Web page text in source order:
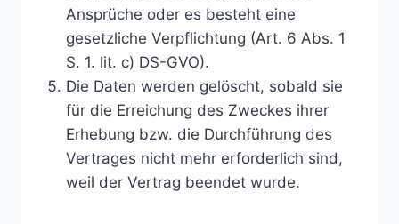
Ansprüche oder es besteht eine
gesetzliche Verpflichtung (Art. 6 Abs. 1
S. 1. lit. c) DS-GVO).
Die Daten werden gelöscht, sobald sie
für die Erreichung des Zweckes ihrer
Erhebung bzw. die Durchführung des
Vertrages nicht mehr erforderlich sind,
weil der Vertrag beendet wurde.